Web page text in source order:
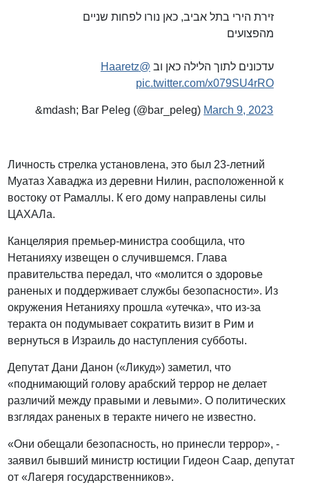
זירת הירי בתל אביב, כאן נורו לפחות שניים
מהפצועים
עדכונים לתוך הלילה כאן וב @Haaretz
pic.twitter.com/x079SU4rRO
&mdash; Bar Peleg (@bar_peleg) March 9, 2023
Личность стрелка установлена, это был 23-летний
Муатаз Хаваджа из деревни Нилин, расположенной к
востоку от Рамаллы. К его дому направлены силы
ЦАХАЛа.
Канцелярия премьер-министра сообщила, что
Нетанияху извещен о случившемся. Глава
правительства передал, что «молится о здоровье
раненых и поддерживает службы безопасности». Из
окружения Нетанияху прошла «утечка», что из-за
теракта он подумывает сократить визит в Рим и
вернуться в Израиль до наступления субботы.
Депутат Дани Данон («Ликуд») заметил, что
«поднимающий голову арабский террор не делает
различий между правыми и левыми». О политических
взглядах раненых в теракте ничего не известно.
«Они обещали безопасность, но принесли террор», -
заявил бывший министр юстиции Гидеон Саар, депутат
от «Лагеря государственников».